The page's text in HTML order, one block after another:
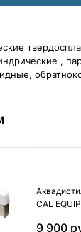
,
CAL
9 900